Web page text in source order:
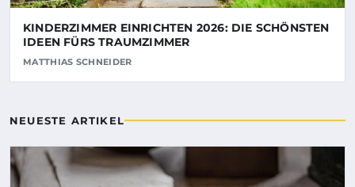
KINDERZIMMER EINRICHTEN 2026: DIE SCHÖNSTEN
IDEEN FÜRS TRAUMZIMMER
MATTHIAS SCHNEIDER
NEUESTE ARTIKEL